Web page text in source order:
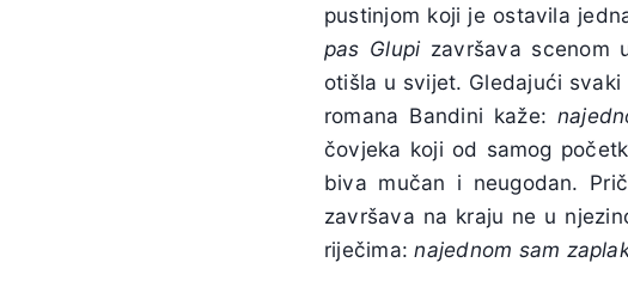
pustinjom koji je ostavila
pas Glupizavršava scenom
otišla u svijet. Gledajući
romana Bandini kaže:
čovjeka koji od samog
biva mučan i neugodan.
završava na kraju ne u
riječima:najednom sam